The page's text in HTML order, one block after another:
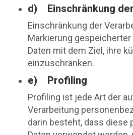
d) Einschränkung
Einschränkung der
Markierung
Daten mit dem Ziel, ihre
einzuschränken.
e) Profiling
Profiling ist jede Art der
Verarbeitung
darin besteht, dass diese